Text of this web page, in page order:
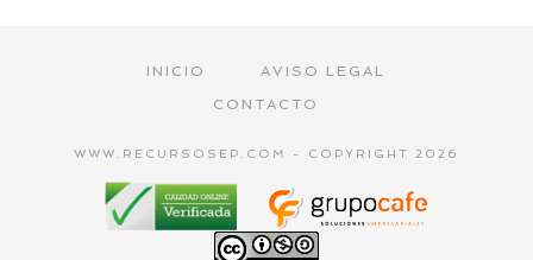
INICIO
AVISO LEGAL
CONTACTO
WWW.RECURSOSEP.COM - COPYRIGHT 2026